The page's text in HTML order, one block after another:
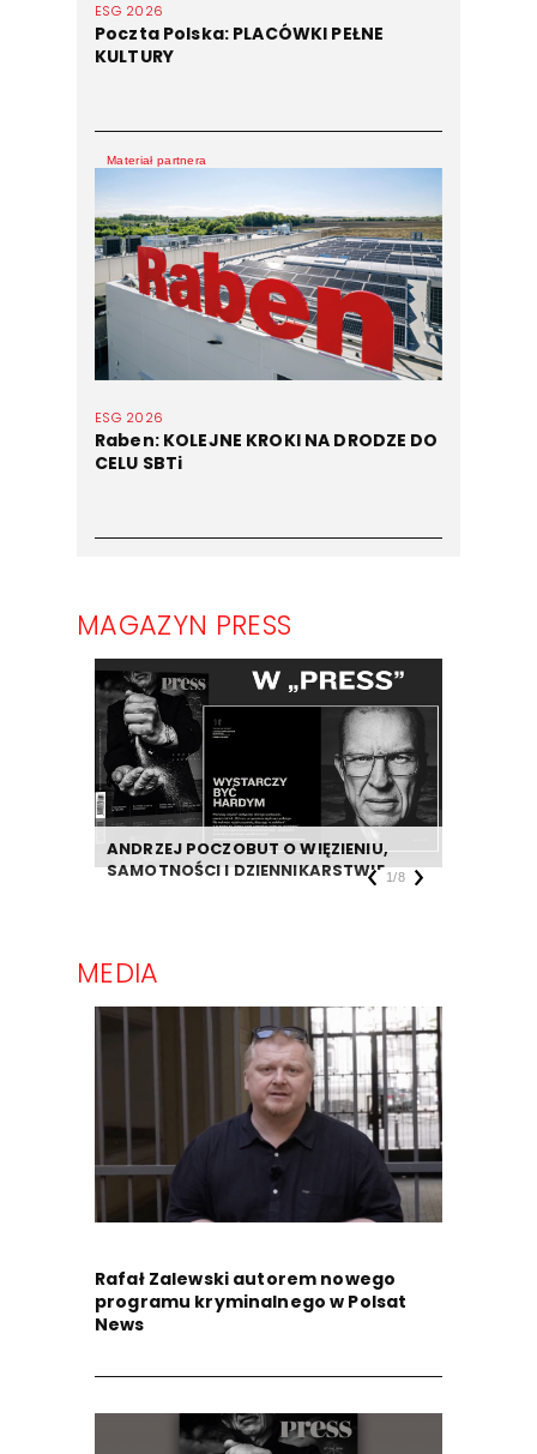
ESG 2026
Poczta Polska: PLACÓWKI PEŁNE
KULTURY
ESG 2026
Raben: KOLEJNE KROKI NA DRODZE DO
CELU SBTi
Materiał partnera
MAGAZYN PRESS
ANDRZEJ POCZOBUT O WIĘZIENIU,
SAMOTNOŚCI I DZIENNIKARSTWIE1/8
MEDIA
Rafał Zalewski autorem nowego
programu kryminalnego w Polsat
News